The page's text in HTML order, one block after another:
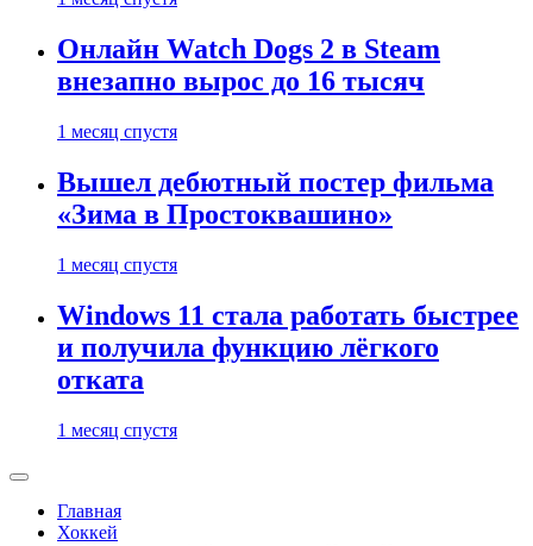
Онлайн Watch Dogs 2 в Steam
внезапно вырос до 16 тысяч
1 месяц спустя
Вышел дебютный постер фильма
«Зима в Простоквашино»
1 месяц спустя
Windows 11 стала работать быстрее
и получила функцию лёгкого
отката
1 месяц спустя
Главная
Хоккей